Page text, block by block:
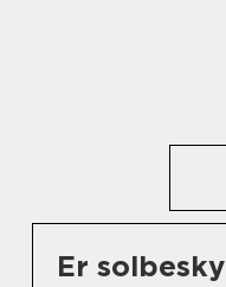
Er